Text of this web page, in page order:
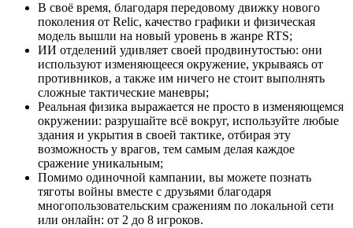
В своё время, благодаря передовому движку нового
поколения от Relic, качество графики и физическая
модель вышли на новый уровень в жанре RTS;
ИИ отделений удивляет своей продвинутостью: они
используют изменяющееся окружение, укрываясь от
противников, а также им ничего не стоит выполнять
сложные тактические маневры;
Реальная физика выражается не просто в изменяющемся
окружении: разрушайте всё вокруг, используйте любые
здания и укрытия в своей тактике, отбирая эту
возможность у врагов, тем самым делая каждое
сражение уникальным;
Помимо одиночной кампании, вы можете познать
тяготы войны вместе с друзьями благодаря
многопользовательским сражениям по локальной сети
или онлайн: от 2 до 8 игроков.